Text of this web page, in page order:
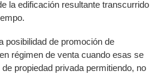
la edificación resultante transcurrido
posibilidad de promoción de
régimen de venta cuando esas se
propiedad privada permitiendo, no